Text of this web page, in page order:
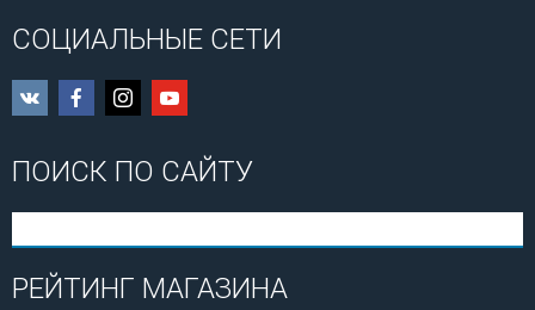
СОЦИАЛЬНЫЕ СЕТИ
ПОИСК ПО САЙТУ
РЕЙТИНГ МАГАЗИНА